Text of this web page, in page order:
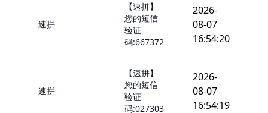
速拼
【速拼】
您的短信
验证
码:667372
2026-
08-07
16:54:20
速拼
【速拼】
您的短信
验证
码:027303
2026-
08-07
16:54:19